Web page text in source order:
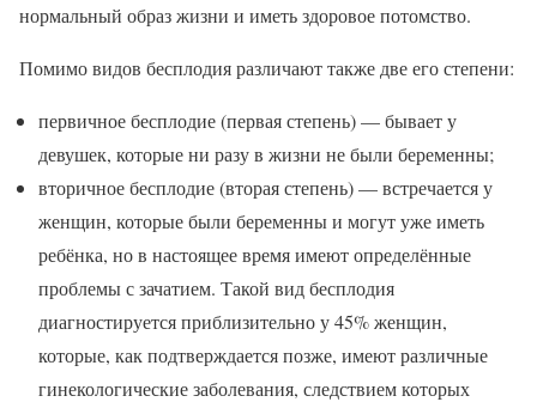
нормальный образ жизни и иметь здоровое потомство.
Помимо видов бесплодия различают также две его степени:
первичное бесплодие (первая степень) — бывает у
девушек, которые ни разу в жизни не были беременны;
вторичное бесплодие (вторая степень) — встречается у
женщин, которые были беременны и могут уже иметь
ребёнка, но в настоящее время имеют определённые
проблемы с зачатием. Такой вид бесплодия
диагностируется приблизительно у 45% женщин,
которые, как подтверждается позже, имеют различные
гинекологические заболевания, следствием которых